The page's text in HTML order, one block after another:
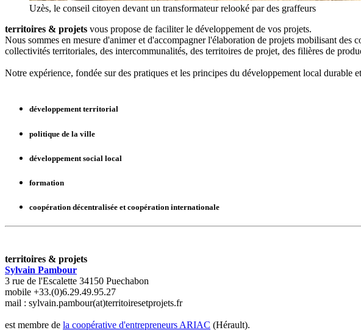
Uzès, le conseil citoyen devant un transformateur relooké par des graffeurs
territoires & projets vous propose de faciliter le développement de vos projets.
Nous sommes en mesure d'animer et d'accompagner l'élaboration de projets mobilisant
collectivités territoriales, des intercommunalités, des territoires de projet, des filières de
Notre expérience, fondée sur des pratiques et les principes du développement local
développement territorial
politique de la ville
développement social local
formation
coopération décentralisée et coopération internationale
territoires & projets
Sylvain Pambour
3 rue de l'Escalette 34150 Puechabon
mobile +33.(0)6.29.49.95.27
mail : sylvain.pambour(at)territoiresetprojets.fr
est membre de la coopérative d'entrepreneurs ARIAC (Hérault).